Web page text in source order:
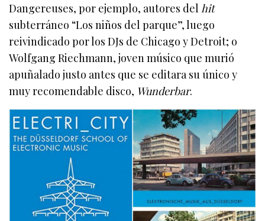
Dangereuses, por ejemplo, autores delhit
subterráneo “Los niños del parque”, luego
reivindicado por los DJs de Chicago y Detroit; o
Wolfgang Riechmann, joven músico que murió
apuñalado justo antes que se editara su único y
muy recomendable disco, Wunderbar.